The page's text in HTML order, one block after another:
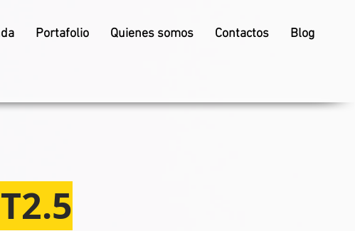
Portafolio Quienes somos Contactos Blog